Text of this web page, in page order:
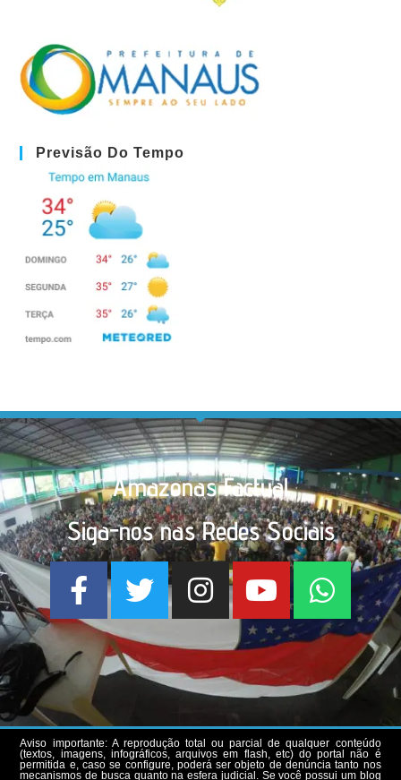
Previsão Do Tempo
Amazonas Factual
Siga-nos nas Redes Sociais
Aviso importante: A reprodução total ou parcial de qualquer conteúdo
(textos, imagens, infográficos, arquivos em flash, etc) do portal não é
permitida e, caso se configure, poderá ser objeto de denúncia tanto nos
mecanismos de busca quanto na esfera judicial. Se você possui um blog